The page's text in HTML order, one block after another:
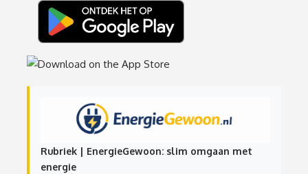
Rubriek | EnergieGewoon: slim omgaan met
energie